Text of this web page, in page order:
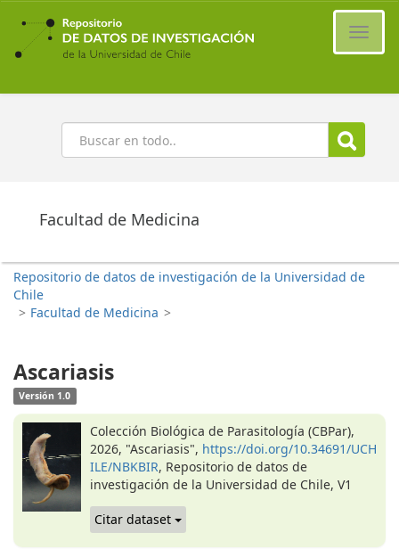
Ir
contenido
principal
Buscar
Facultad de Medicina
Repositorio de datos de investigación de la Universidad de
Chile
> Facultad de Medicina >
Ascariasis
Versión 1.0
Colección Biológica de Parasitología (CBPar),
2026, "Ascariasis", https://doi.org/10.34691/UCH
ILE/NBKBIR, Repositorio de datos de
investigación de la Universidad de Chile, V1
Citar dataset